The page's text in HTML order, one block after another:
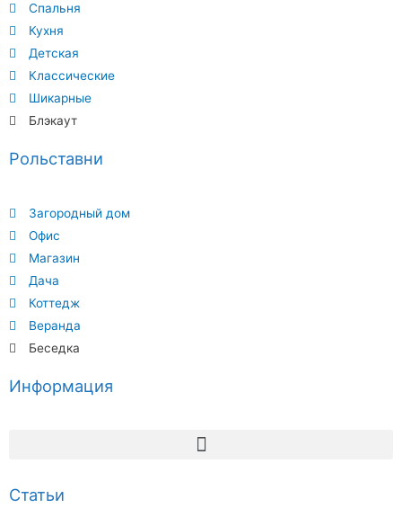
Рольставни
Загородный дом
Офис
Магазин
Дача
Коттедж
Веранда
Беседка
Спальня
Кухня
Детская
Классические
Шикарные
Блэкаут
Информация
Статьи